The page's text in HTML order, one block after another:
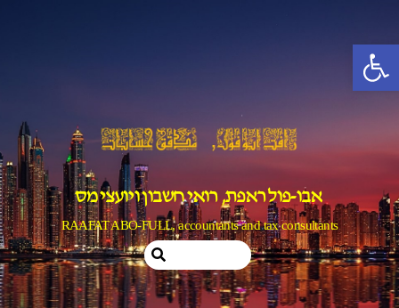
פתח סרגל נגישות
content
אבו-פול ראפת, רואי חשבון ויועצי מס
RAAFAT ABO-FULL, accountants and tax consultants